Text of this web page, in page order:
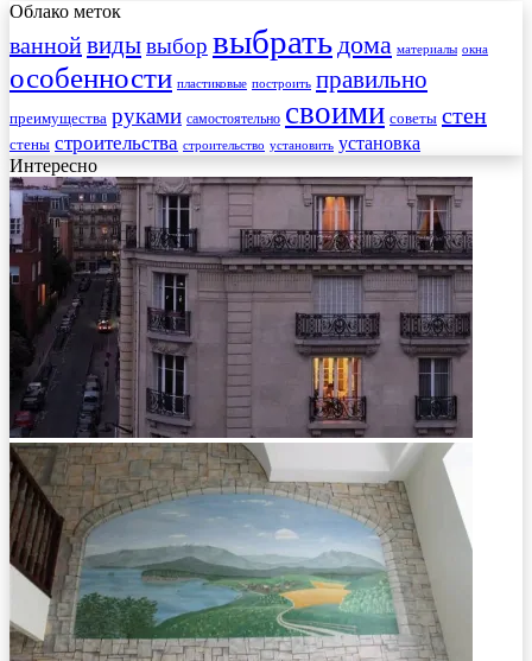
Облако меток
ваннойвидывыбор выбратьдома материалы окна
особенности пластиковые построить правильно
преимущества руками самостоятельно своими советы стен
стены строительства строительство установить установка
Интересно